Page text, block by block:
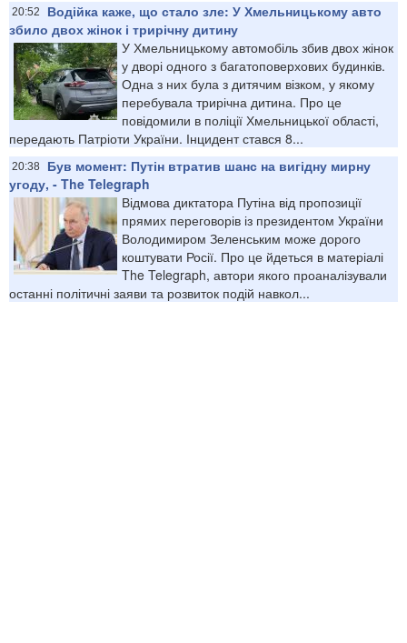
20:52
Водійка каже, що стало зле: У Хмельницькому авто
збило двох жінок і трирічну дитину
У Хмельницькому автомобіль збив двох жінок
у дворі одного з багатоповерхових будинків.
Одна з них була з дитячим візком, у якому
перебувала трирічна дитина. Про це
повідомили в поліції Хмельницької області,
передають Патріоти України. Інцидент стався 8...
20:38
Був момент: Путін втратив шанс на вигідну мирну
угоду, - The Telegraph
Відмова диктатора Путіна від пропозиції
прямих переговорів із президентом України
Володимиром Зеленським може дорого
коштувати Росії. Про це йдеться в матеріалі
The Telegraph, автори якого проаналізували
останні політичні заяви та розвиток подій навкол...